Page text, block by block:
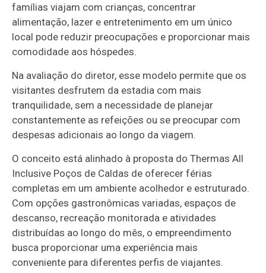
famílias viajam com crianças, concentrar
alimentação, lazer e entretenimento em um único
local pode reduzir preocupações e proporcionar mais
comodidade aos hóspedes.
Na avaliação do diretor, esse modelo permite que os
visitantes desfrutem da estadia com mais
tranquilidade, sem a necessidade de planejar
constantemente as refeições ou se preocupar com
despesas adicionais ao longo da viagem.
O conceito está alinhado à proposta do Thermas All
Inclusive Poços de Caldas de oferecer férias
completas em um ambiente acolhedor e estruturado.
Com opções gastronômicas variadas, espaços de
descanso, recreação monitorada e atividades
distribuídas ao longo do mês, o empreendimento
busca proporcionar uma experiência mais
conveniente para diferentes perfis de viajantes.